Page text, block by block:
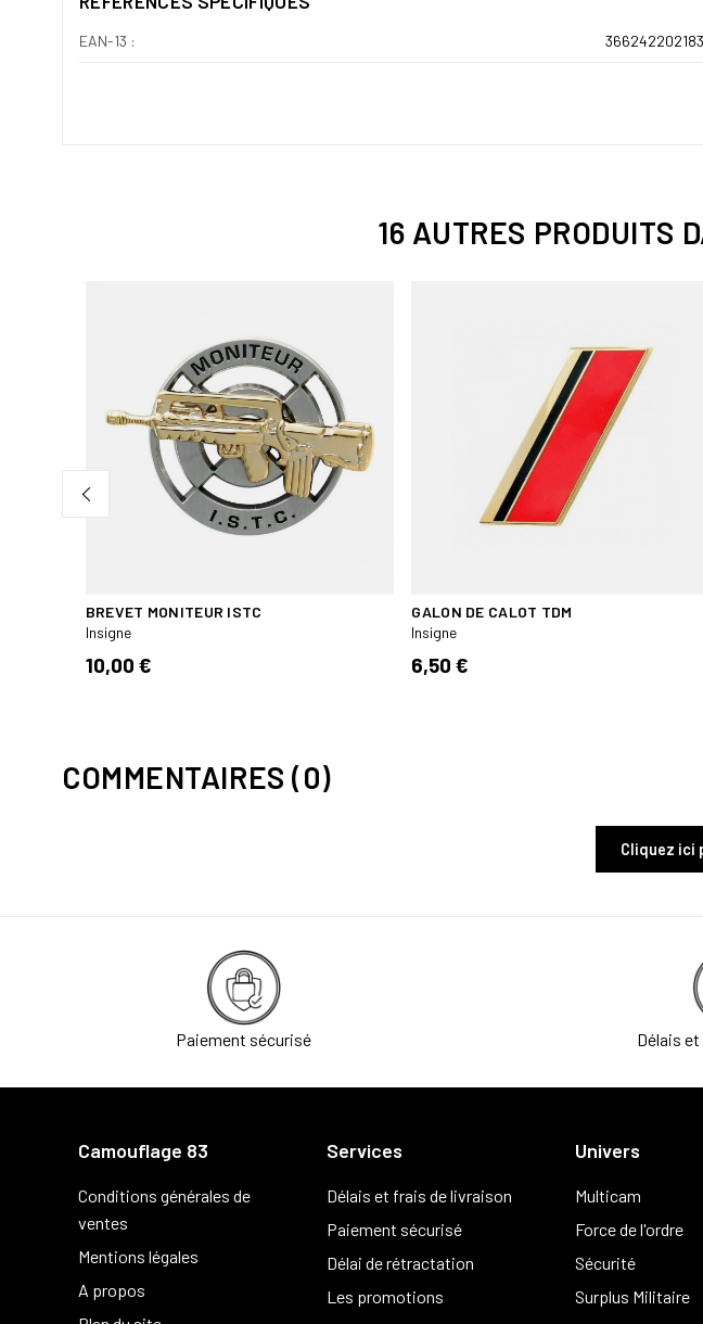
EAN-13 :
16 AUTRES PRODUITS
BREVET MONITEUR ISTC
Insigne
10,00 €
GALON DE CALOT TDM
Insigne
6,50 €
COMMENTAIRES (0)
Cliquez ici
Paiement sécurisé Délais
Camouflage 83
Conditions générales de
ventes
Mentions légales
A propos
Services
Délais et frais de livraison
Paiement sécurisé
Délai de rétractation
Les promotions
Univers
Multicam
Force de l'ordre
Sécurité
Surplus Militaire